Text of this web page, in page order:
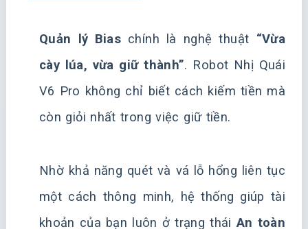
Quản lý Biaschính là nghệ thuật “Vừa
cày lúa, vừa giữ thành”. Robot Nhị Quái
V6 Pro không chỉ biết cách kiếm tiền mà
còn giỏi nhất trong việc giữ tiền.
Nhờ khả năng quét và vá lỗ hổng liên tục
một cách thông minh, hệ thống giúp tài
khoản của bạn luôn ở trạng tháiAn toàn